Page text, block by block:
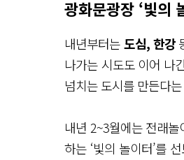
광화문광장 ‘빛의
내년부터는도심, 한강
나가는 시도도 이어 나
넘치는 도시를 만든다
내년 2~3월에는 전래
하는 ‘빛의 놀이터’를